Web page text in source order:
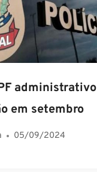
administrativo
em setembro
05/09/2024